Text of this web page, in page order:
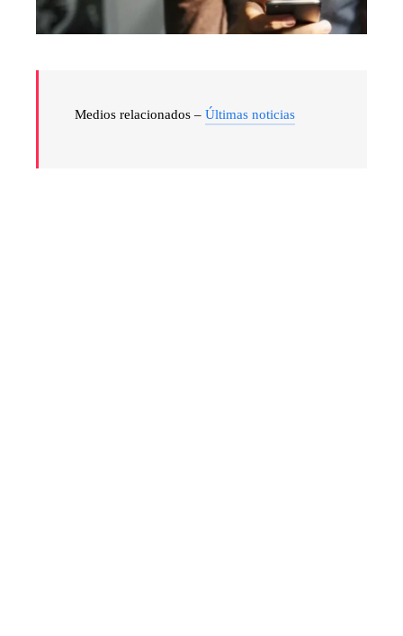
Medios relacionados – Últimas noticias